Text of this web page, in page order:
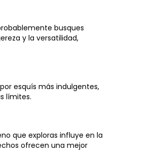
busques
y la versatilidad,
esquís más indulgentes,
límites.
que exploras influye en la
ofrecen una mejor